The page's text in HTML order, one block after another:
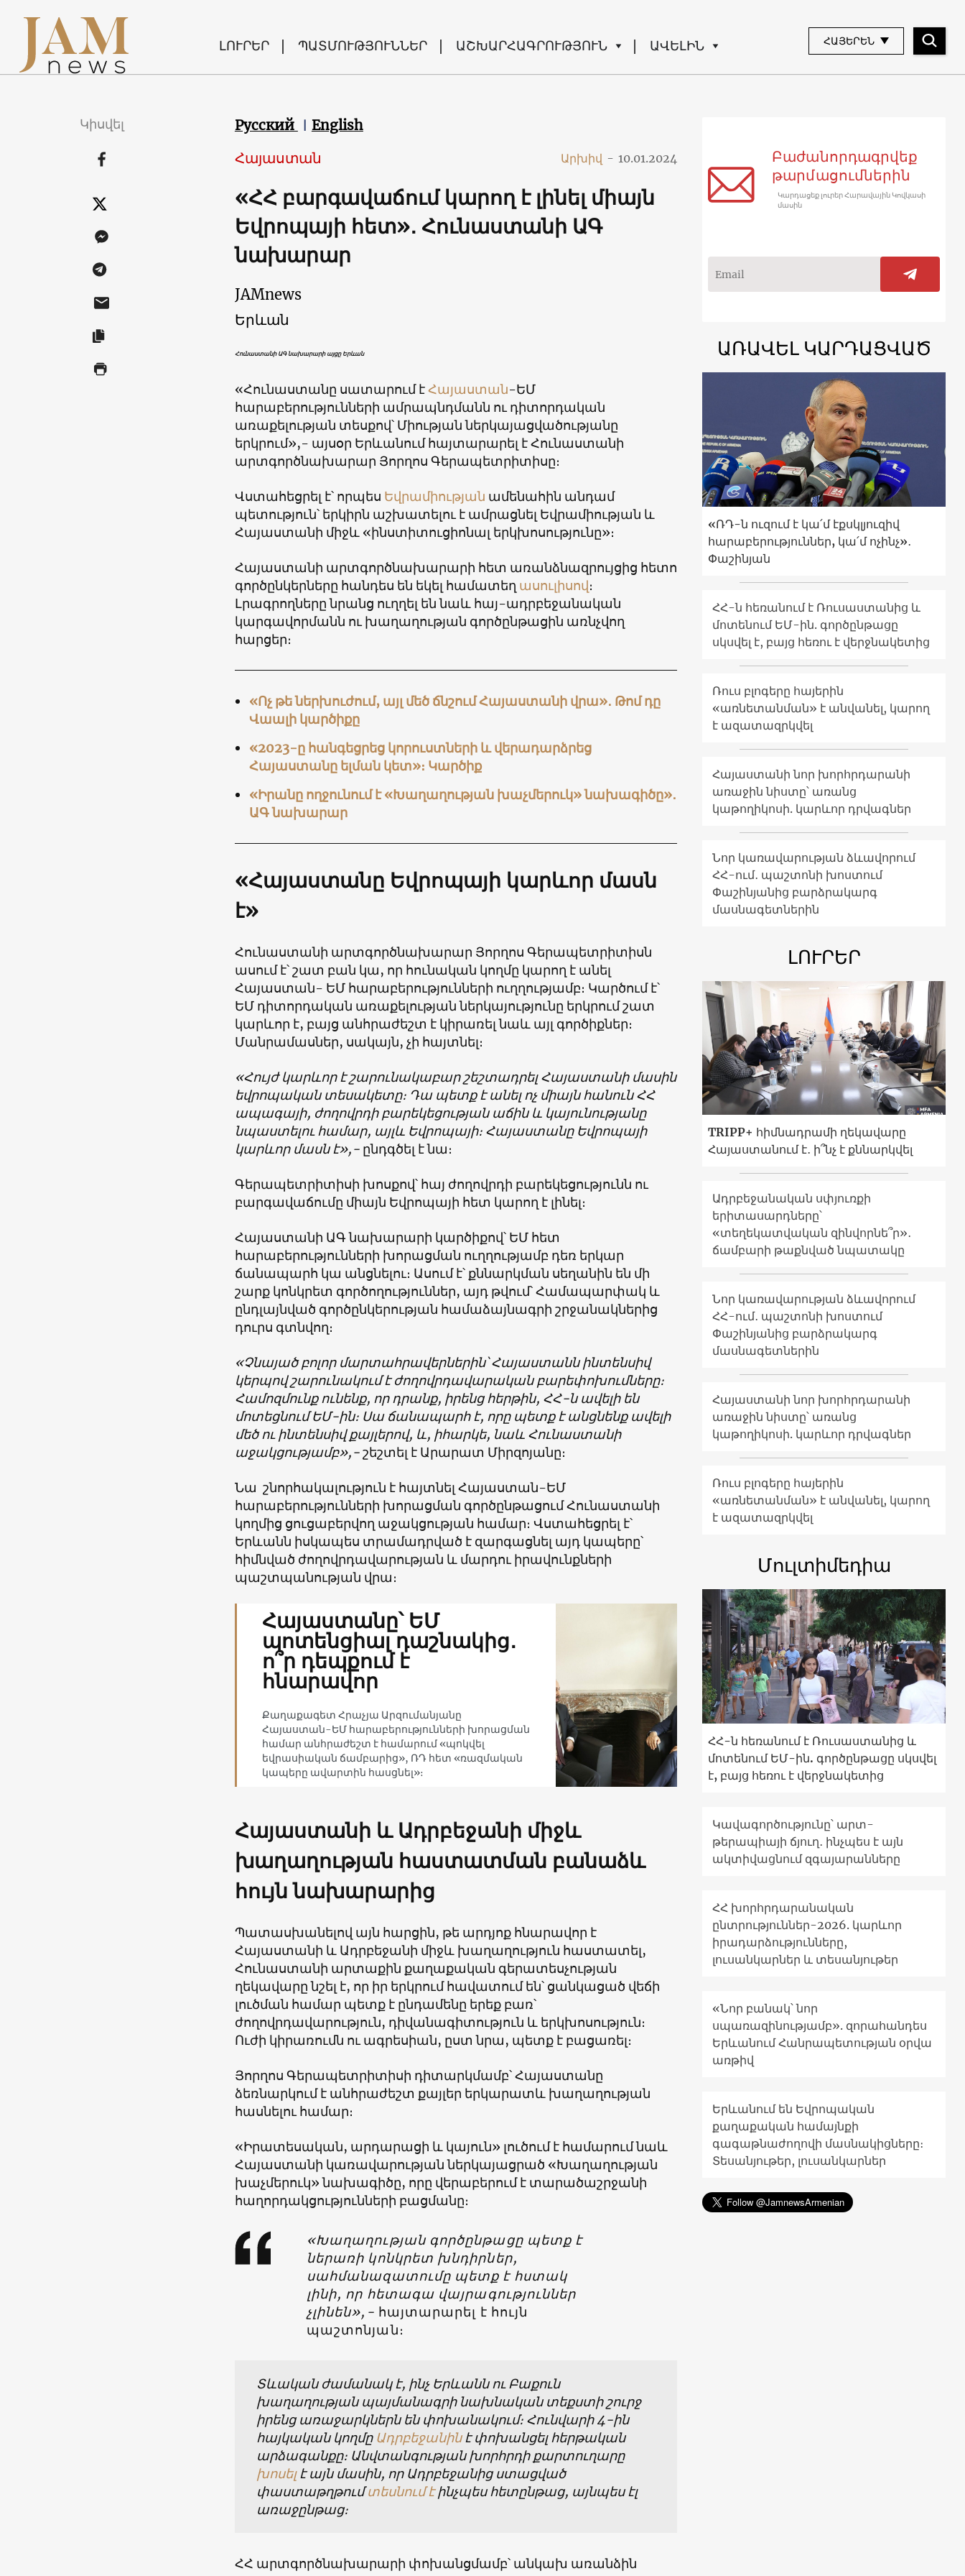
ԼՈՒՐԵՐ ՊԱՏՄՈՒԹՅՈՒՆՆԵՐ ԱՇԽԱՐՀԱԳՐՈՒԹՅՈՒՆ ԱՎԵԼԻՆ ՀԱՅԵՐԵՆ
Կիսվել Русский English
Հայաստան Արխիվ - 10.01.2024
«ՀՀ բարգավաճում կարող է լինել միայն
Եվրոպայի հետ»․ Հունաստանի ԱԳ
նախարար
JAMnews
Երևան
Հունաստանի ԱԳ նախարարի այցը Երևան
«Հունաստանը սատարում էՀայաստան-ԵՄ
հարաբերությունների ամրապնդմանն ու դիտորդական
առաքելության տեսքով՝ Միության ներկայացվածությանը
երկրում»,- այսօր Երևանում հայտարարել է Հունաստանի
արտգործնախարար Յորղոս Գերապետրիտիսը։
Վստահեցրել է՝ որպես Եվրամիության ամենահին անդամ
պետություն՝ երկիրն աշխատելու է ամրացնել Եվրամիության և
Հայաստանի միջև «ինստիտուցիոնալ երկխոսությունը»։
Հայաստանի արտգործնախարարի հետ առանձնազրույցից հետո
գործընկերները հանդես են եկել համատեղ ասուլիսով։
Լրագրողները նրանց ուղղել են նաև հայ-ադրբեջանական
կարգավորմանն ու խաղաղության գործընթացին առնչվող
հարցեր։
«Ոչ թե ներխուժում, այլ մեծ ճնշում Հայաստանի վրա»․ Թոմ դը
Վաալի կարծիքը
«2023-ը հանգեցրեց կորուստների և վերադարձրեց
Հայաստանը ելման կետ»։ Կարծիք
«Իրանը ողջունում է «Խաղաղության խաչմերուկ» նախագիծը»․
ԱԳ նախարար
«Հայաստանը Եվրոպայի կարևոր մասն
է»
Հունաստանի արտգործնախարար Յորղոս Գերապետրիտիսն
ասում է՝ շատ բան կա, որ հունական կողմը կարող է անել
Հայաստան- ԵՄ հարաբերությունների ուղղությամբ։ Կարծում է՝
ԵՄ դիտորդական առաքելության ներկայությունը երկրում շատ
կարևոր է, բայց անհրաժեշտ է կիրառել նաև այլ գործիքներ։
Մանրամասներ, սակայն, չի հայտնել։
«Հույժ կարևոր է շարունակաբար շեշտադրել Հայաստանի մասին
եվրոպական տեսակետը։ Դա պետք է անել ոչ միայն հանուն ՀՀ
ապագայի, ժողովրդի բարեկեցության աճին և կայունությանը
նպաստելու համար, այլև Եվրոպայի։ Հայաստանը Եվրոպայի
կարևոր մասն է»,- ընդգծել է նա։
Գերապետրիտիսի խոսքով՝ հայ ժողովրդի բարեկեցությունն ու
բարգավաճումը միայն Եվրոպայի հետ կարող է լինել։
Հայաստանի ԱԳ նախարարի կարծիքով՝ ԵՄ հետ
հարաբերությունների խորացման ուղղությամբ դեռ երկար
ճանապարհ կա անցնելու։ Ասում է՝ քննարկման սեղանին են մի
շարք կոնկրետ գործողություններ, այդ թվում՝ Համապարփակ և
ընդլայնված գործընկերության համաձայնագրի շրջանակներից
դուրս գտնվող։
«Չնայած բոլոր մարտահրավերներին՝ Հայաստանն ինտենսիվ
կերպով շարունակում է ժողովրդավարական բարեփոխումները։
Համոզմունք ունենք, որ դրանք, իրենց հերթին, ՀՀ-ն ավելի են
մոտեցնում ԵՄ-ին։ Սա ճանապարհ է, որը պետք է անցնենք ավելի
մեծ ու ինտենսիվ քայլերով, և, իհարկե, նաև Հունաստանի
աջակցությամբ»,-շեշտել է Արարատ Միրզոյանը։
Նա շնորհակալություն է հայտնել Հայաստան-ԵՄ
հարաբերությունների խորացման գործընթացում Հունաստանի
կողմից ցուցաբերվող աջակցության համար։ Վստահեցրել է՝
Երևանն իսկապես տրամադրված է զարգացնել այդ կապերը՝
հիմնված ժողովրդավարության և մարդու իրավունքների
պաշտպանության վրա։
Հայաստանը՝ ԵՄ
պոտենցիալ դաշնակից․
ո՞ր դեպքում է
հնարավոր
Քաղաքագետ Հրաչյա Արզումանյանը
Հայաստան-ԵՄ հարաբերությունների խորացման
համար անհրաժեշտ է համարում «պոկվել
եվրասիական ճամբարից», ՌԴ հետ «ռազմական
կապերը ավարտին հասցնել»։
Հայաստանի և Ադրբեջանի միջև
խաղաղության հաստատման բանաձև
հույն նախարարից
Պատասխանելով այն հարցին, թե արդյոք հնարավոր է
Հայաստանի և Ադրբեջանի միջև խաղաղություն հաստատել,
Հունաստանի արտաքին քաղաքական գերատեսչության
ղեկավարը նշել է, որ իր երկրում հավատում են՝ ցանկացած վեճի
լուծման համար պետք է ընդամենը երեք բառ՝
ժողովրդավարություն, դիվանագիտություն և երկխոսություն։
Ուժի կիրառումն ու ագրեսիան, ըստ նրա, պետք է բացառել։
Յորղոս Գերապետրիտիսի դիտարկմամբ՝ Հայաստանը
ձեռնարկում է անհրաժեշտ քայլեր երկարատև խաղաղության
հասնելու համար։
«Իրատեսական, արդարացի և կայուն» լուծում է համարում նաև
Հայաստանի կառավարության ներկայացրած «Խաղաղության
խաչմերուկ» նախագիծը, որը վերաբերում է տարածաշրջանի
հաղորդակցությունների բացմանը։
«Խաղաղության գործընթացը պետք է
ներառի կոնկրետ խնդիրներ,
սահմանազատումը պետք է հստակ
լինի, որ հետագա վայրագություններ
չլինեն»,- հայտարարել է հույն
պաշտոնյան։
Տևական ժամանակ է, ինչ Երևանն ու Բաքուն
խաղաղության պայմանագրի նախնական տեքստի շուրջ
իրենց առաջարկներն են փոխանակում։ Հունվարի 4-ին
հայկական կողմը Ադրբեջանինէ փոխանցել հերթական
արձագանքը։ Անվտանգության խորհրդի քարտուղարը
խոսելէ այն մասին, որ Ադրբեջանից ստացված
փաստաթղթումտեսնում էինչպես հետընթաց, այնպես էլ
առաջընթաց։
ՀՀ արտգործնախարարի փոխանցմամբ՝ անկախ առանձին
Բաժանորդագրվեք
թարմացումներին
Կարդացեք լուրեր Հարավային Կովկասի
մասին
ԱՌԱՎԵԼ ԿԱՐԴԱՑՎԱԾ
«ՌԴ-ն ուզում է կա՛մ էքսկլյուզիվ
հարաբերություններ, կա՛մ ոչինչ»․
Փաշինյան
ՀՀ-ն հեռանում է Ռուսաստանից և
մոտենում ԵՄ-ին. գործընթացը
սկսվել է, բայց հեռու է վերջնակետից
Ռուս բլոգերը հայերին
«առնետանման» է անվանել, կարող
է ազատազրկվել
Հայաստանի նոր խորհրդարանի
առաջին նիստը՝ առանց
կաթողիկոսի. կարևոր դրվագներ
Նոր կառավարության ձևավորում
ՀՀ-ում․ պաշտոնի խոստում
Փաշինյանից բարձրակարգ
մասնագետներին
ԼՈՒՐԵՐ
TRIPP+ հիմնադրամի ղեկավարը
Հայաստանում է․ ի՞նչ է քննարկվել
Ադրբեջանական սփյուռքի
երիտասարդները՝
«տեղեկատվական զինվորնե՞ր»․
ճամբարի թաքնված նպատակը
Նոր կառավարության ձևավորում
ՀՀ-ում․ պաշտոնի խոստում
Փաշինյանից բարձրակարգ
մասնագետներին
Հայաստանի նոր խորհրդարանի
առաջին նիստը՝ առանց
կաթողիկոսի. կարևոր դրվագներ
Ռուս բլոգերը հայերին
«առնետանման» է անվանել, կարող
է ազատազրկվել
Մուլտիմեդիա
ՀՀ-ն հեռանում է Ռուսաստանից և
մոտենում ԵՄ-ին. գործընթացը սկսվել
է, բայց հեռու է վերջնակետից
Կավագործությունը՝ արտ-
թերապիայի ճյուղ․ ինչպես է այն
ակտիվացնում զգայարանները
ՀՀ խորհրդարանական
ընտրություններ-2026. կարևոր
իրադարձությունները,
լուսանկարներ և տեսանյութեր
«Նոր բանակ՝ նոր
սպառազինությամբ». զորահանդես
Երևանում Հանրապետության օրվա
առթիվ
Երևանում են Եվրոպական
քաղաքական համայնքի
գագաթնաժողովի մասնակիցները։
Տեսանյութեր, լուսանկարներ